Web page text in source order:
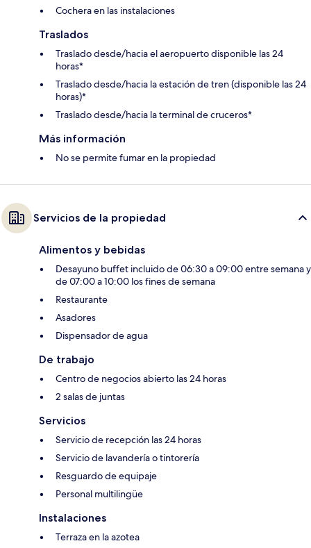
Cochera en las instalaciones
Traslados
Traslado desde/hacia el aeropuerto disponible las 24
horas*
Traslado desde/hacia la estación de tren (disponible las 24
horas)*
Traslado desde/hacia la terminal de cruceros*
Más información
No se permite fumar en la propiedad
Servicios de la propiedad
Alimentos y bebidas
Desayuno buffet incluido de 06:30 a 09:00 entre semana y
de 07:00 a 10:00 los fines de semana
Restaurante
Asadores
Dispensador de agua
De trabajo
Centro de negocios abierto las 24 horas
2 salas de juntas
Servicios
Servicio de recepción las 24 horas
Servicio de lavandería o tintorería
Resguardo de equipaje
Personal multilingüe
Instalaciones
Terraza en la azotea